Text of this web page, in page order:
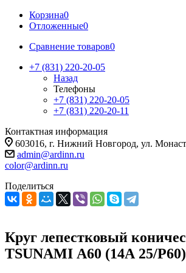
Корзина0
Отложенные0
Сравнение товаров0
+7 (831) 220-20-05
Назад
Телефоны
+7 (831) 220-20-05
+7 (831) 220-20-11
Контактная информация
603016, г. Нижний Новгород, ул.
admin@ardinn.ru
color@ardinn.ru
Поделиться
Круг лепестковый
TSUNAMI А60 (14А 25/Р60)